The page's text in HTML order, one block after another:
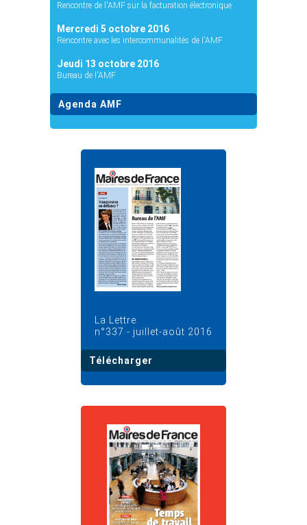
Rencontre de l'AMF sur la facturation électronique
Mercredi 5 octobre 2016
Rencontre avec les intercommunalités de l'AMF
Jeudi 13 octobre 2016
Bureau de l'AMF
Agenda AMF
La Lettre
n°337 - juillet-août 2016
Télécharger